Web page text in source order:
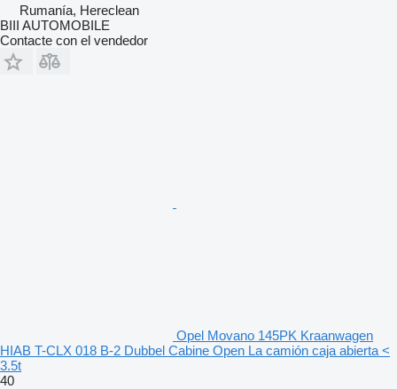
Rumanía, Hereclean
BIII AUTOMOBILE
Contacte con el vendedor
Opel Movano 145PK Kraanwagen
HIAB T-CLX 018 B-2 Dubbel Cabine Open La camión caja abierta <
3.5t
40